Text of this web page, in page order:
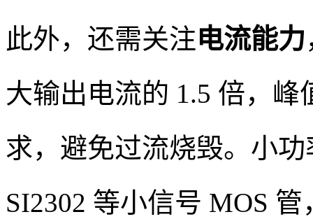
此外，还需关注电流能力
大输出电流的 1.5 倍，
求，避免过流烧毁。小
SI2302 等小信号 MOS